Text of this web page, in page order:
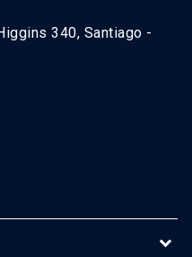
340, Santiago -